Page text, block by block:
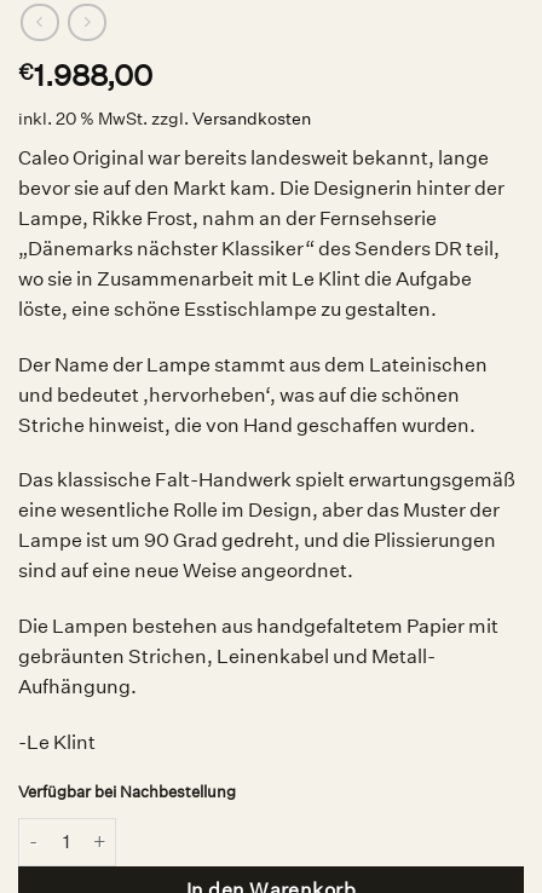
€1.988,00
inkl. 20 % MwSt. zzgl. Versandkosten
Caleo Original war bereits landesweit bekannt, lange
bevor sie auf den Markt kam. Die Designerin hinter der
Lampe, Rikke Frost, nahm an der Fernsehserie
„Dänemarks nächster Klassiker“ des Senders DR teil,
wo sie in Zusammenarbeit mit Le Klint die Aufgabe
löste, eine schöne Esstischlampe zu gestalten.
Der Name der Lampe stammt aus dem Lateinischen
und bedeutet ‚hervorheben‘, was auf die schönen
Striche hinweist, die von Hand geschaffen wurden.
Das klassische Falt-Handwerk spielt erwartungsgemäß
eine wesentliche Rolle im Design, aber das Muster der
Lampe ist um 90 Grad gedreht, und die Plissierungen
sind auf eine neue Weise angeordnet.
Die Lampen bestehen aus handgefaltetem Papier mit
gebräunten Strichen, Leinenkabel und Metall-
Aufhängung.
-Le Klint
Verfügbar bei Nachbestellung
Caleo Original Pendelleuchte, Le Klint Menge